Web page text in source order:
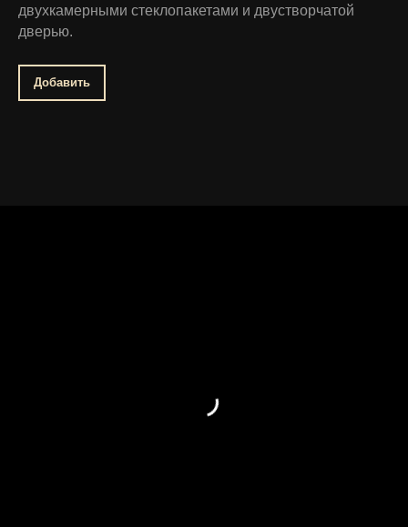
двухкамерными стеклопакетами и двустворчатой
дверью.
Добавить